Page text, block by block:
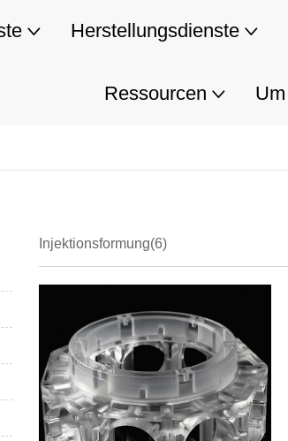
Herstellungsdienste
Ressourcen Um
Injektionsformung(6)